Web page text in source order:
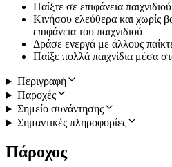
Παίξτε σε επιφάνεια
Κινήσου ελεύθερα και χωρίς
επιφάνεια του παιχνιδιού
Δράσε ενεργά με άλλους
Παίξε πολλά παιχνίδια μέσα
Περιγραφή
Παροχές
Σημείο συνάντησης
Σημαντικές πληροφορίες
Πάροχος